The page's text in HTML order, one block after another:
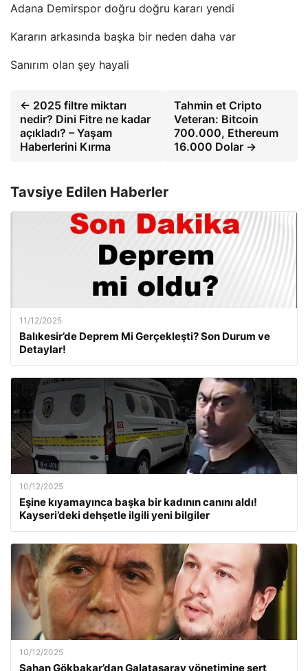
Adana Demirspor doğru doğru kararı yendi
Kararın arkasında başka bir neden daha var
Sanırım olan şey hayali
← 2025 filtre miktarı
nedir? Dini Fitre ne kadar
açıkladı? – Yaşam
Haberlerini Kırma
Tahmin et Cripto
Veteran: Bitcoin
700.000, Ethereum
16.000 Dolar →
Tavsiye Edilen Haberler
11/12/2025
Balıkesir’de Deprem Mi Gerçekleşti? Son Durum ve
Detaylar!
10/12/2025
Eşine kıyamayınca başka bir kadının canını aldı!
Kayseri’deki dehşetle ilgili yeni bilgiler
10/12/2025
Şahan Gökbakar’dan Galatasaray yönetimine sert